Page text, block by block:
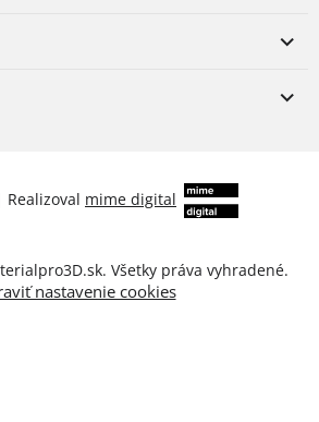
Realizoval mime digital
. Všetky práva vyhradené.
nastavenie cookies